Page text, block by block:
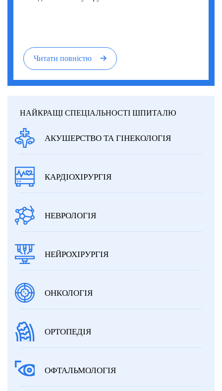
Читати повністю
НАЙКРАЩІ СПЕЦІАЛЬНОСТІ ШПИТАЛЮ
АКУШЕРСТВО ТА ГІНЕКОЛОГІЯ
КАРДІОХІРУРГІЯ
НЕВРОЛОГІЯ
НЕЙРОХІРУРГІЯ
ОНКОЛОГІЯ
ОРТОПЕДІЯ
ОФТАЛЬМОЛОГІЯ